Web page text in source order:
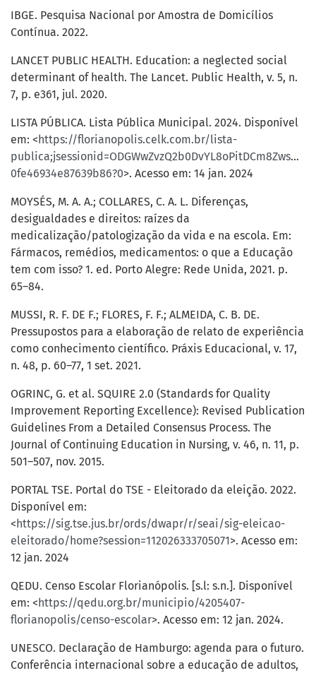
IBGE. Pesquisa Nacional por Amostra de Domicílios
Contínua. 2022.
LANCET PUBLIC HEALTH. Education: a neglected social
determinant of health. The Lancet. Public Health, v. 5, n.
7, p. e361, jul. 2020.
LISTA PÚBLICA. Lista Pública Municipal. 2024. Disponível
em: < https://florianopolis.celk.com.br/lista-
0fe46934e87639b86?0>. Acesso em: 14 jan. 2024
MOYSÉS, M. A. A.; COLLARES, C. A. L. Diferenças,
desigualdades e direitos: raízes da
medicalização/patologização da vida e na escola. Em:
Fármacos, remédios, medicamentos: o que a Educação
tem com isso? 1. ed. Porto Alegre: Rede Unida, 2021. p.
65–84.
MUSSI, R. F. DE F.; FLORES, F. F.; ALMEIDA, C. B. DE.
Pressupostos para a elaboração de relato de experiência
como conhecimento científico. Práxis Educacional, v. 17,
n. 48, p. 60–77, 1 set. 2021.
OGRINC, G. et al. SQUIRE 2.0 (Standards for Quality
Improvement Reporting Excellence): Revised Publication
Guidelines From a Detailed Consensus Process. The
Journal of Continuing Education in Nursing, v. 46, n. 11, p.
501–507, nov. 2015.
PORTAL TSE. Portal do TSE - Eleitorado da eleição. 2022.
Disponível em:
< https://sig.tse.jus.br/ords/dwapr/r/seai/sig-eleicao-
eleitorado/home?session=112026333705071>. Acesso em:
12 jan. 2024
QEDU. Censo Escolar Florianópolis. [s.l: s.n.]. Disponível
em: < https://qedu.org.br/municipio/4205407-
florianopolis/censo-escolar>. Acesso em: 12 jan. 2024.
UNESCO. Declaração de Hamburgo: agenda para o futuro.
Conferência internacional sobre a educação de adultos,